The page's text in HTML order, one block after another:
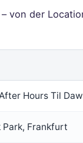
von der
Hours Til
Park, Frankfurt